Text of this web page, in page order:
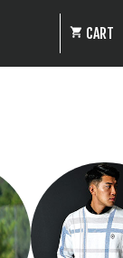
CART